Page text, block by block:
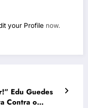
your Profile now.
Edu Guedes
Contra o